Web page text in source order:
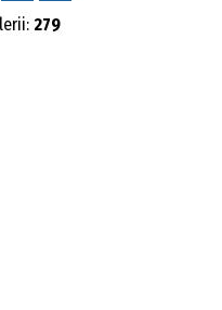
279